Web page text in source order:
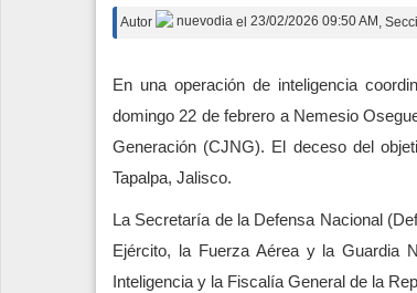
Autor nuevodia el 23/02/2026 09:50 AM ,
En una operación de inteligencia
domingo 22 de febrero a Nemesio
Generación (CJNG). El deceso del
Tapalpa, Jalisco.
La Secretaría de la Defensa Nacional
Ejército, la Fuerza Aérea y la Guardia
Inteligencia y la Fiscalía General de la